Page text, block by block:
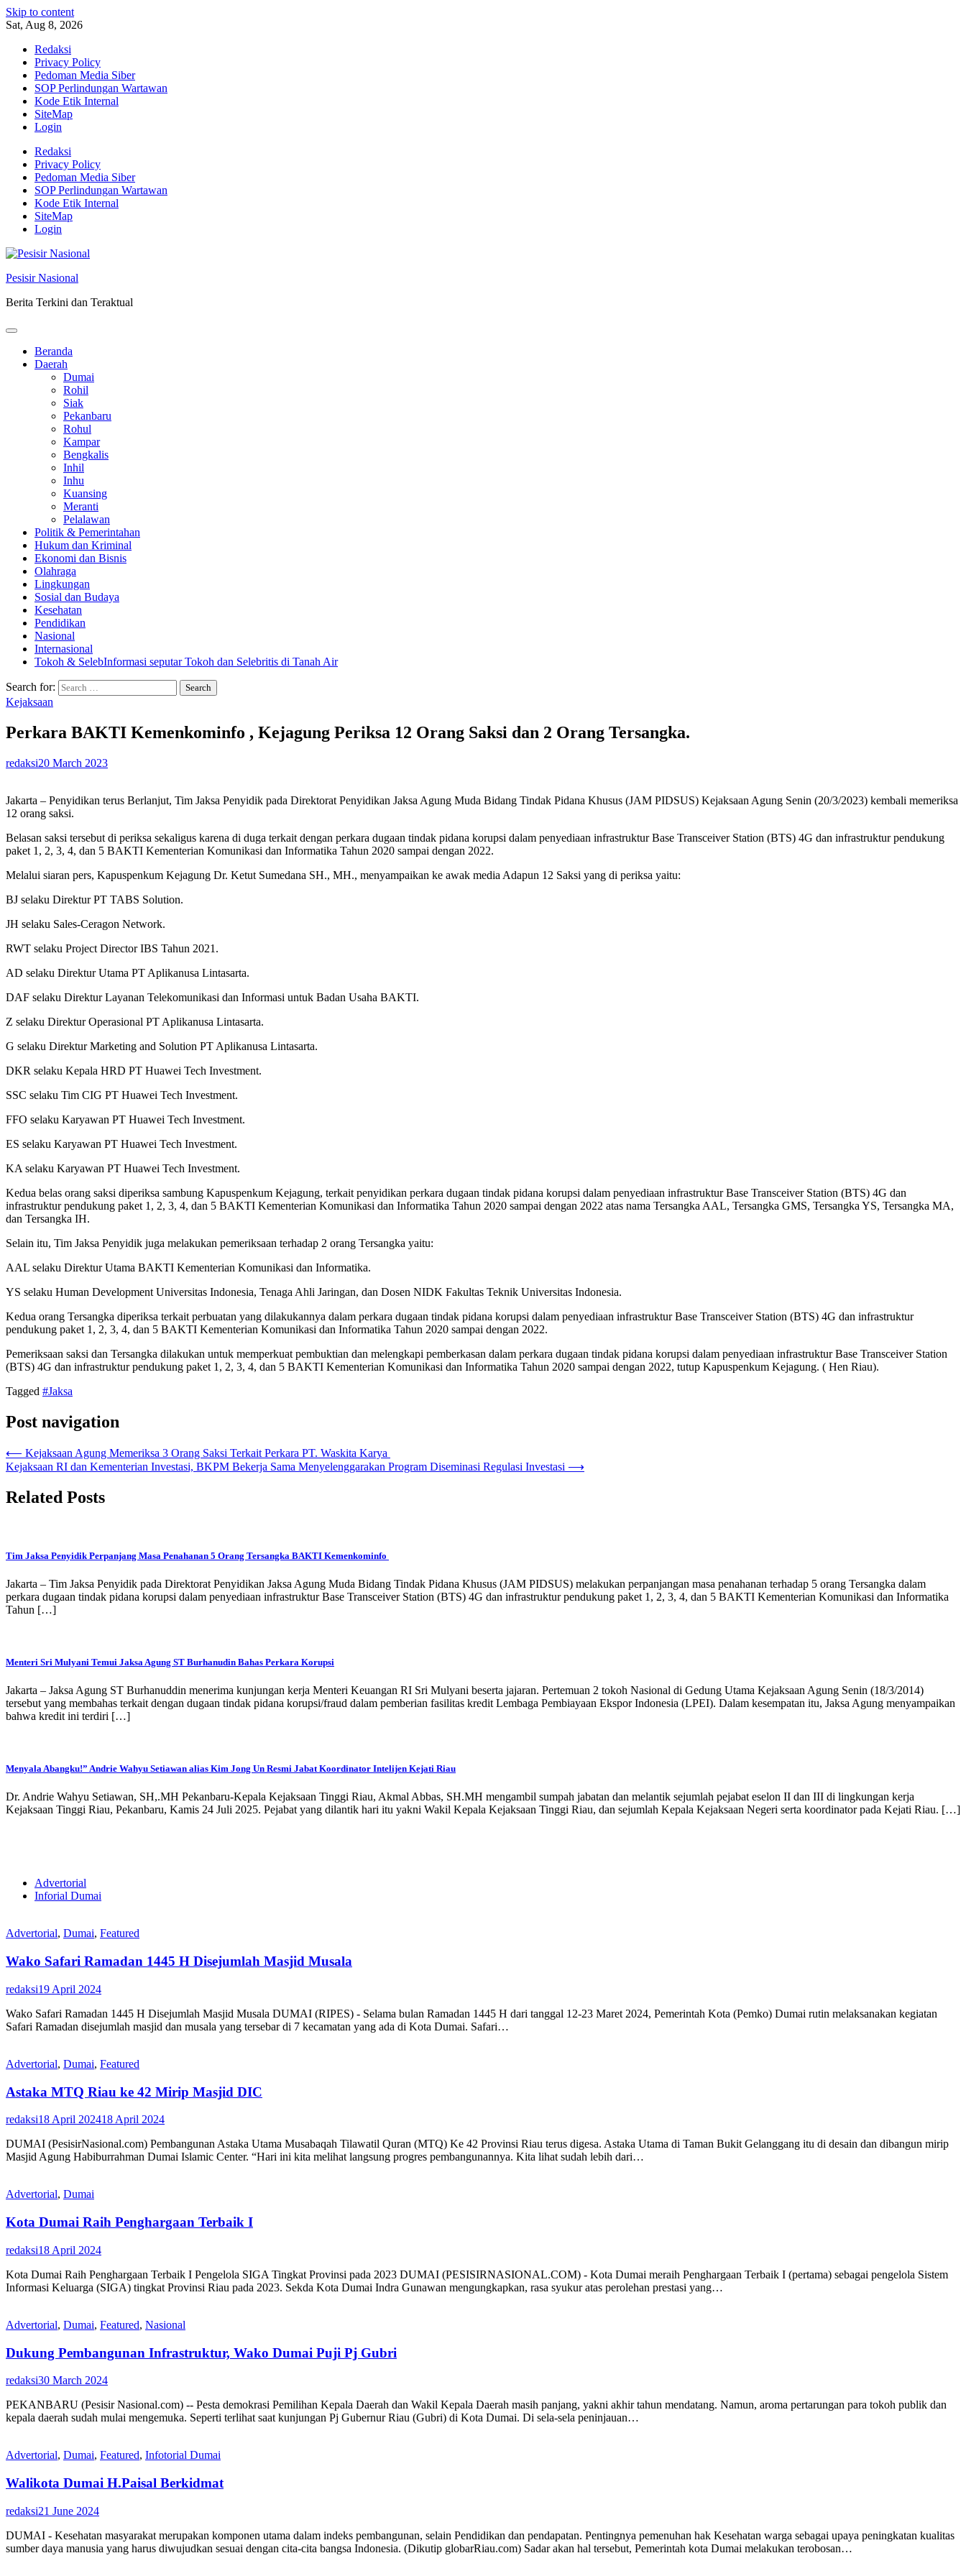
Skip to content
Sat, Aug 8, 2026
Redaksi
Privacy Policy
Pedoman Media Siber
SOP Perlindungan Wartawan
Kode Etik Internal
SiteMap
Login
Redaksi
Privacy Policy
Pedoman Media Siber
SOP Perlindungan Wartawan
Kode Etik Internal
SiteMap
Login
Pesisir Nasional
Berita Terkini dan Teraktual
Beranda
Daerah
Dumai
Rohil
Siak
Pekanbaru
Rohul
Kampar
Bengkalis
Inhil
Inhu
Kuansing
Meranti
Pelalawan
Politik & Pemerintahan
Hukum dan Kriminal
Ekonomi dan Bisnis
Olahraga
Lingkungan
Sosial dan Budaya
Kesehatan
Pendidikan
Nasional
Internasional
Tokoh & SelebInformasi seputar Tokoh dan Selebritis di Tanah Air
Search for:
Kejaksaan
Perkara BAKTI Kemenkominfo , Kejagung Periksa 12 Orang Saksi dan 2 Orang Tersangka.
redaksi20 March 2023
Jakarta – Penyidikan terus Berlanjut, Tim Jaksa Penyidik pada Direktorat Penyidikan Jaksa Agung Muda Bidang Tindak Pidana Khusus (JAM PIDSUS) Kejaksaan Agung Senin (20/3/2023) kembali memeriksa
12 orang saksi.
Belasan saksi tersebut di periksa sekaligus karena di duga terkait dengan perkara dugaan tindak pidana korupsi dalam penyediaan infrastruktur Base Transceiver Station (BTS) 4G dan infrastruktur pendukung
paket 1, 2, 3, 4, dan 5 BAKTI Kementerian Komunikasi dan Informatika Tahun 2020 sampai dengan 2022.
Melalui siaran pers, Kapuspenkum Kejagung Dr. Ketut Sumedana SH., MH., menyampaikan ke awak media Adapun 12 Saksi yang di periksa yaitu:
BJ selaku Direktur PT TABS Solution.
JH selaku Sales-Ceragon Network.
RWT selaku Project Director IBS Tahun 2021.
AD selaku Direktur Utama PT Aplikanusa Lintasarta.
DAF selaku Direktur Layanan Telekomunikasi dan Informasi untuk Badan Usaha BAKTI.
Z selaku Direktur Operasional PT Aplikanusa Lintasarta.
G selaku Direktur Marketing and Solution PT Aplikanusa Lintasarta.
DKR selaku Kepala HRD PT Huawei Tech Investment.
SSC selaku Tim CIG PT Huawei Tech Investment.
FFO selaku Karyawan PT Huawei Tech Investment.
ES selaku Karyawan PT Huawei Tech Investment.
KA selaku Karyawan PT Huawei Tech Investment.
Kedua belas orang saksi diperiksa sambung Kapuspenkum Kejagung, terkait penyidikan perkara dugaan tindak pidana korupsi dalam penyediaan infrastruktur Base Transceiver Station (BTS) 4G dan
infrastruktur pendukung paket 1, 2, 3, 4, dan 5 BAKTI Kementerian Komunikasi dan Informatika Tahun 2020 sampai dengan 2022 atas nama Tersangka AAL, Tersangka GMS, Tersangka YS, Tersangka MA,
dan Tersangka IH.
Selain itu, Tim Jaksa Penyidik juga melakukan pemeriksaan terhadap 2 orang Tersangka yaitu:
AAL selaku Direktur Utama BAKTI Kementerian Komunikasi dan Informatika.
YS selaku Human Development Universitas Indonesia, Tenaga Ahli Jaringan, dan Dosen NIDK Fakultas Teknik Universitas Indonesia.
Kedua orang Tersangka diperiksa terkait perbuatan yang dilakukannya dalam perkara dugaan tindak pidana korupsi dalam penyediaan infrastruktur Base Transceiver Station (BTS) 4G dan infrastruktur
pendukung paket 1, 2, 3, 4, dan 5 BAKTI Kementerian Komunikasi dan Informatika Tahun 2020 sampai dengan 2022.
Pemeriksaan saksi dan Tersangka dilakukan untuk memperkuat pembuktian dan melengkapi pemberkasan dalam perkara dugaan tindak pidana korupsi dalam penyediaan infrastruktur Base Transceiver Station
(BTS) 4G dan infrastruktur pendukung paket 1, 2, 3, 4, dan 5 BAKTI Kementerian Komunikasi dan Informatika Tahun 2020 sampai dengan 2022, tutup Kapuspenkum Kejagung. ( Hen Riau).
Tagged #Jaksa
Post navigation
⟵ Kejaksaan Agung Memeriksa 3 Orang Saksi Terkait Perkara PT. Waskita Karya
Kejaksaan RI dan Kementerian Investasi, BKPM Bekerja Sama Menyelenggarakan Program Diseminasi Regulasi Investasi ⟶
Related Posts
Tim Jaksa Penyidik Perpanjang Masa Penahanan 5 Orang Tersangka BAKTI Kemenkominfo
Jakarta – Tim Jaksa Penyidik pada Direktorat Penyidikan Jaksa Agung Muda Bidang Tindak Pidana Khusus (JAM PIDSUS) melakukan perpanjangan masa penahanan terhadap 5 orang Tersangka dalam
perkara dugaan tindak pidana korupsi dalam penyediaan infrastruktur Base Transceiver Station (BTS) 4G dan infrastruktur pendukung paket 1, 2, 3, 4, dan 5 BAKTI Kementerian Komunikasi dan Informatika
Tahun […]
Menteri Sri Mulyani Temui Jaksa Agung ST Burhanudin Bahas Perkara Korupsi
Jakarta – Jaksa Agung ST Burhanuddin menerima kunjungan kerja Menteri Keuangan RI Sri Mulyani beserta jajaran. Pertemuan 2 tokoh Nasional di Gedung Utama Kejaksaan Agung Senin (18/3/2014)
tersebut yang membahas terkait dengan dugaan tindak pidana korupsi/fraud dalam pemberian fasilitas kredit Lembaga Pembiayaan Ekspor Indonesia (LPEI). Dalam kesempatan itu, Jaksa Agung menyampaikan
bahwa kredit ini terdiri […]
Menyala Abangku!” Andrie Wahyu Setiawan alias Kim Jong Un Resmi Jabat Koordinator Intelijen Kejati Riau
Dr. Andrie Wahyu Setiawan, SH,.MH Pekanbaru-Kepala Kejaksaan Tinggi Riau, Akmal Abbas, SH.MH mengambil sumpah jabatan dan melantik sejumlah pejabat eselon II dan III di lingkungan kerja
Kejaksaan Tinggi Riau, Pekanbaru, Kamis 24 Juli 2025. Pejabat yang dilantik hari itu yakni Wakil Kepala Kejaksaan Tinggi Riau, dan sejumlah Kepala Kejaksaan Negeri serta koordinator pada Kejati Riau. […]
Advertorial
Inforial Dumai
Advertorial, Dumai, Featured
Wako Safari Ramadan 1445 H Disejumlah Masjid Musala
redaksi19 April 2024
Wako Safari Ramadan 1445 H Disejumlah Masjid Musala DUMAI (RIPES) - Selama bulan Ramadan 1445 H dari tanggal 12-23 Maret 2024, Pemerintah Kota (Pemko) Dumai rutin melaksanakan kegiatan
Safari Ramadan disejumlah masjid dan musala yang tersebar di 7 kecamatan yang ada di Kota Dumai. Safari…
Advertorial, Dumai, Featured
Astaka MTQ Riau ke 42 Mirip Masjid DIC
redaksi18 April 202418 April 2024
DUMAI (PesisirNasional.com) Pembangunan Astaka Utama Musabaqah Tilawatil Quran (MTQ) Ke 42 Provinsi Riau terus digesa. Astaka Utama di Taman Bukit Gelanggang itu di desain dan dibangun mirip
Masjid Agung Habiburrahman Dumai Islamic Center. “Hari ini kita melihat langsung progres pembangunannya. Kita lihat sudah lebih dari…
Advertorial, Dumai
Kota Dumai Raih Penghargaan Terbaik I
redaksi18 April 2024
Kota Dumai Raih Penghargaan Terbaik I Pengelola SIGA Tingkat Provinsi pada 2023 DUMAI (PESISIRNASIONAL.COM) - Kota Dumai meraih Penghargaan Terbaik I (pertama) sebagai pengelola Sistem
Informasi Keluarga (SIGA) tingkat Provinsi Riau pada 2023. Sekda Kota Dumai Indra Gunawan mengungkapkan, rasa syukur atas perolehan prestasi yang…
Advertorial, Dumai, Featured, Nasional
Dukung Pembangunan Infrastruktur, Wako Dumai Puji Pj Gubri
redaksi30 March 2024
PEKANBARU (Pesisir Nasional.com) -- Pesta demokrasi Pemilihan Kepala Daerah dan Wakil Kepala Daerah masih panjang, yakni akhir tahun mendatang. Namun, aroma pertarungan para tokoh publik dan
kepala daerah sudah mulai mengemuka. Seperti terlihat saat kunjungan Pj Gubernur Riau (Gubri) di Kota Dumai. Di sela-sela peninjauan…
Advertorial, Dumai, Featured, Infotorial Dumai
Walikota Dumai H.Paisal Berkidmat
redaksi21 June 2024
DUMAI - Kesehatan masyarakat merupakan komponen utama dalam indeks pembangunan, selain Pendidikan dan pendapatan. Pentingnya pemenuhan hak Kesehatan warga sebagai upaya peningkatan kualitas
sumber daya manusia yang harus diwujudkan sesuai dengan cita-cita bangsa Indonesia. (Dikutip globarRiau.com) Sadar akan hal tersebut, Pemerintah kota Dumai melakukan terobosan…